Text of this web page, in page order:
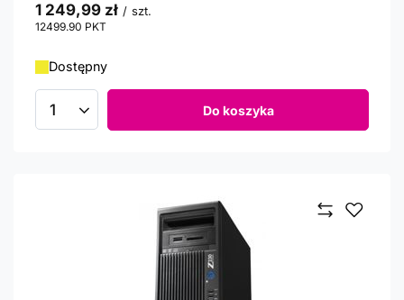
1 249,99 zł / szt.
12499.90 PKT
Dostępny
Ilość produktów Do koszyka